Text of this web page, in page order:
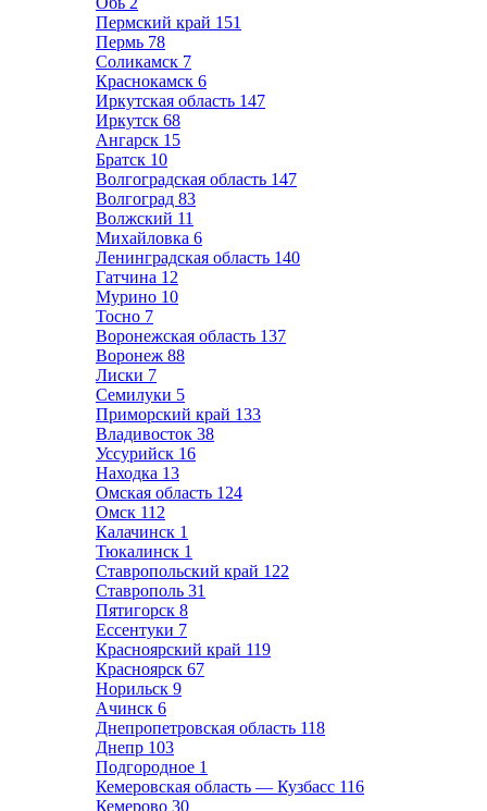
Пермский край 151
Пермь 78
Соликамск 7
Краснокамск 6
Иркутская область 147
Иркутск 68
Ангарск 15
Братск 10
Волгоградская область 147
Волгоград 83
Волжский 11
Михайловка 6
Ленинградская область 140
Гатчина 12
Мурино 10
Тосно 7
Воронежская область 137
Воронеж 88
Лиски 7
Семилуки 5
Приморский край 133
Владивосток 38
Уссурийск 16
Находка 13
Омская область 124
Омск 112
Калачинск 1
Тюкалинск 1
Ставропольский край 122
Ставрополь 31
Пятигорск 8
Ессентуки 7
Красноярский край 119
Красноярск 67
Норильск 9
Ачинск 6
Днепропетровская область 118
Днепр 103
Подгородное 1
Кемеровская область — Кузбасс 116
Кемерово 30